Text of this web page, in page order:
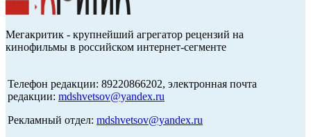
Мегакритик - крупнейший агрегатор рецензий на
кинофильмы в российском интернет-сегменте
Телефон редакции: 89220866202, электронная почта
редакции: mdshvetsov@yandex.ru
Рекламный отдел: mdshvetsov@yandex.ru